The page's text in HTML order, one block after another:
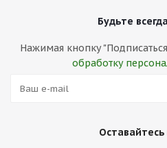
Будьте
Нажимая кнопку
обработку
Оставайтесь